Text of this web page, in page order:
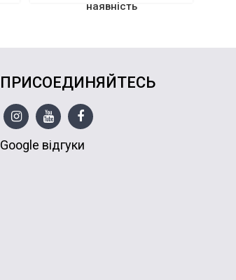
наявність
ПРИСОЕДИНЯЙТЕСЬ
Google відгуки